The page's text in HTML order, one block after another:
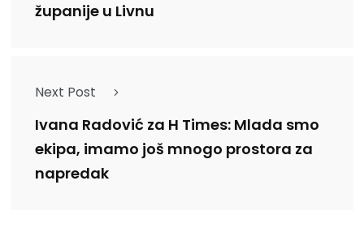
županije u Livnu
Next Post
Ivana Radović za H Times: Mlada smo
ekipa, imamo još mnogo prostora za
napredak